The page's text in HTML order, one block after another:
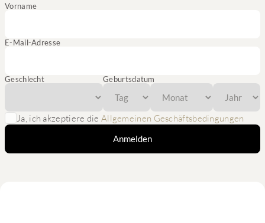
Vorname
E-Mail-Adresse
Geschlecht Geburtsdatum
Ja, ich akzeptiere die Allgemeinen Geschäftsbedingungen
Anmelden